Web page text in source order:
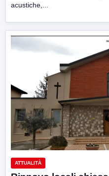
acustiche,...
ATTUALITÀ